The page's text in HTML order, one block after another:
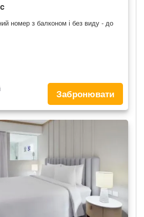
номер з балконом і без виду - до
Забронювати